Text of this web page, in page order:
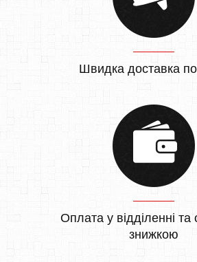
Швидка доставка
Оплата у відділенні та
знижкою